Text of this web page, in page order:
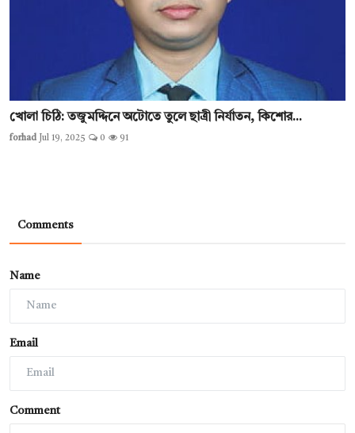
খোলা চিঠি: তজুমদ্দিনে অটোতে তুলে ছাত্রী নির্যাতন, কিশোর...
forhad Jul 19, 2025 0 91
Comments
Name
Email
Comment